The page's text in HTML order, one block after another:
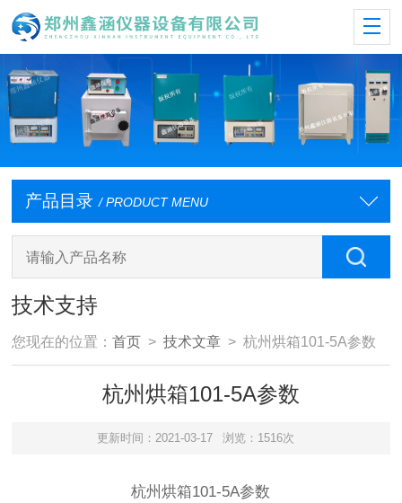
产品目录 / PRODUCT MENU
技术支持
您现在的位置：首页 >技术文章 > 杭州烘箱101-5A参数
杭州烘箱101-5A参数
更新时间：2021-03-17 浏览：1516次
杭州烘箱101-5A参数